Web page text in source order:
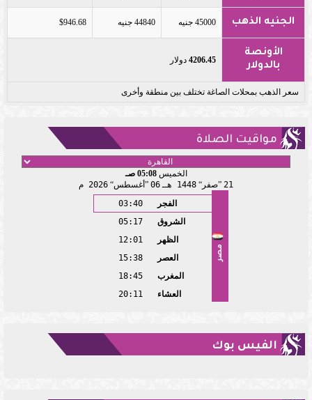
الجنيه الذهب 45000 جنيه 44840 جنيه $946.68
الأونصة
بالدولار
4206.45 دولار
سعر الذهب بمحلات الصاغة تختلف بين منطقة وأخرى
مواقيت الصلاة
الخميس05:08 صـ
21 صفر 1448 هـ 06 أغسطس 2026 م
مصر
الفجر
03:40
الشروق
05:17
الظهر
12:01
العصر
15:38
المغرب
18:45
العشاء
20:11
الفيس بوك